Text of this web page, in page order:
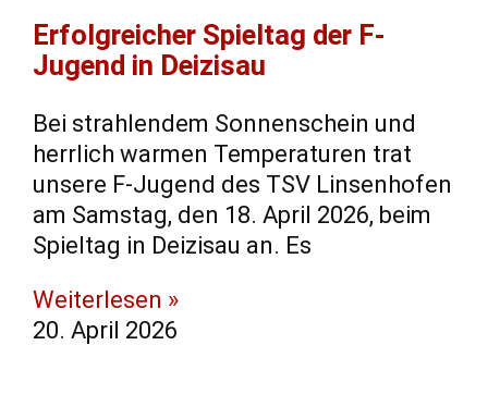
​Erfolgreicher Spieltag der F-
Jugend in Deizisau
​Bei strahlendem Sonnenschein und
herrlich warmen Temperaturen trat
unsere F-Jugend des TSV Linsenhofen
am Samstag, den 18. April 2026, beim
Spieltag in Deizisau an. ​Es
Weiterlesen »
20. April 2026